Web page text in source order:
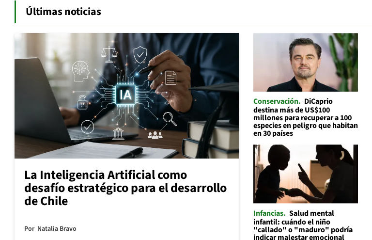
Últimas noticias
La Inteligencia Artificial como
desafío estratégico para el desarrollo
de Chile
Por Natalia Bravo
Conservación
DiCaprio
destina más de US$100
millones para recuperar a 100
especies en peligro que habitan
en 30 países
Infancias Salud mental
infantil: cuándo el niño
"callado" o "maduro" podría
indicar malestar emocional